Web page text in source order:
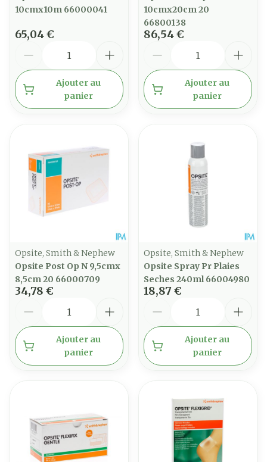
10cmx10m 66000041
65,04 €
Ajouter au
panier
10cmx20cm 20
66800138
86,54 €
Ajouter au
panier
Opsite, Smith & Nephew
Opsite Post Op N 9,5cmx
8,5cm 20 66000709
34,78 €
Ajouter au
panier
Opsite, Smith & Nephew
Opsite Spray Pr Plaies
Seches 240ml 66004980
18,87 €
Ajouter au
panier